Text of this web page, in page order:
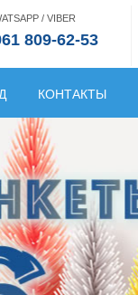
/ VIBER
809-62-53
КОНТАКТЫ